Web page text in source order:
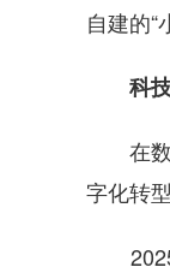
自建的“
科技
在数
字化转
2025